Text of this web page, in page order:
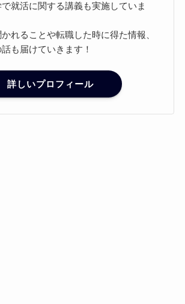
就活に関する講義も実施していま
れることや転職した時に得た情報、
も届けていきます！
詳しいプロフィール